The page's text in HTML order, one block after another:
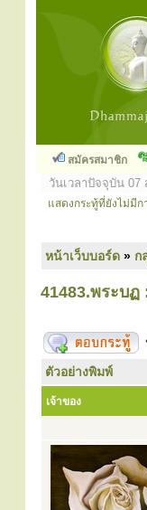
สมัครสมาชิก
วันเวลาปัจจุบัน 07
แสดงกระทู้ที่ยังไม่มีก
หน้าเว็บบอร์ด » ก
41483.พระบ
ตัวอย่างพิมพ์
เจ้าของ